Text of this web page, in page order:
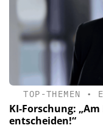
TOP-THEMEN •
KI-Forschung:
entscheiden!“